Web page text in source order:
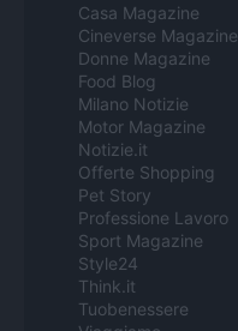
Casa Magazine
Cineverse Magazine
Donne Magazine
Food Blog
Milano Notizie
Motor Magazine
Notizie.it
Offerte Shopping
Pet Story
Professione Lavoro
Sport Magazine
Style24
Think.it
Tuobenessere